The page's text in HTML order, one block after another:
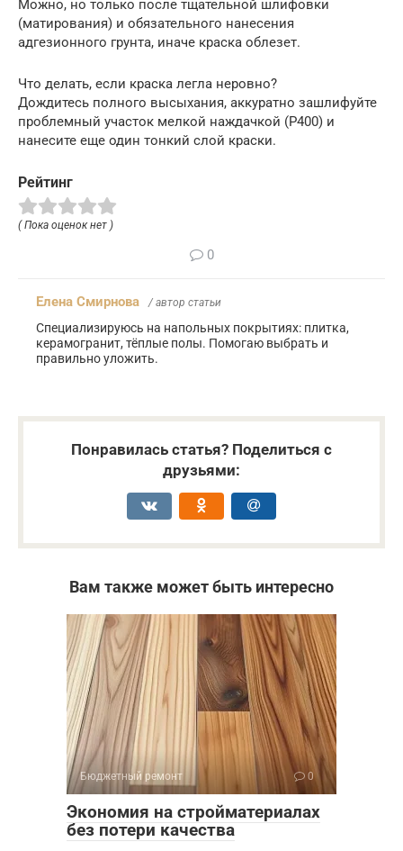
Можно, но только после тщательной шлифовки
(матирования) и обязательного нанесения
адгезионного грунта, иначе краска облезет.
Что делать, если краска легла неровно?
Дождитесь полного высыхания, аккуратно зашлифуйте
проблемный участок мелкой наждачкой (P400) и
нанесите еще один тонкий слой краски.
Рейтинг
( Пока оценок нет )
0
Елена Смирнова / автор статьи
Специализируюсь на напольных покрытиях: плитка,
керамогранит, тёплые полы. Помогаю выбрать и
правильно уложить.
Понравилась статья? Поделиться с
друзьями:
Вам также может быть интересно
Бюджетный ремонт 0
Экономия на стройматериалах
без потери качества